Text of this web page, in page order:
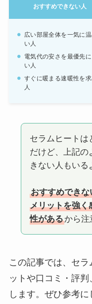
おすすめできない人
広い部屋全体を一気に
い人
電気代の安さを最優先
い人
すぐに暖まる速暖性を求
人
セラムヒートは
だけど、上記の
きない人もいる
おすすめでき
メリットを強く
性があるから注
この記事では、セ
ットや口コミ・評
します。ぜひ参考に